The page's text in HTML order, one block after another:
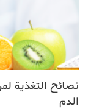
نصائح التغذية
الدم